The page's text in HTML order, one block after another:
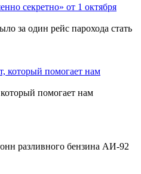
секретно» от 1 октября
за один рейс парохода стать
который помогает нам
помогает нам
разливного бензина АИ-92